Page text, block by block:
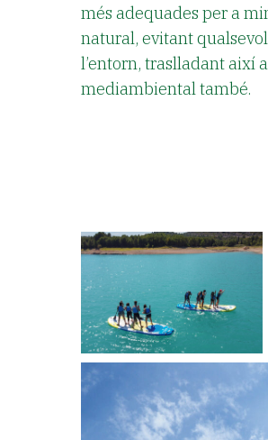
més adequades per a
natural, evitant
l’entorn, traslladant així
mediambiental també.